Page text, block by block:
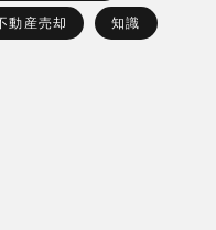
動産売却 知識